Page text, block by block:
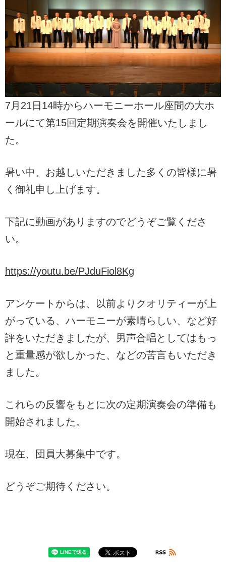
7月21日14時からハーモニーホール座間の大ホ
ールにて第15回定期演奏会を開催いたしまし
た。
暑い中、お越しいただきました多くの皆様に暑
く御礼申し上げます。
下記に動画がありますのでどうぞご覧くださ
い。
https://youtu.be/PJduFiol8Kg
アンケートからは、以前よりクオリティーが上
がっている、ハーモニーが素晴らしい、など好
評をいただきましたが、男声合唱としてはもっ
と重量感が欲しかった、などの苦言もいただき
ました。
これらの反響をもとに次の定期演奏会の準備も
開始されました。
現在、団員大募集中です。
どうぞご期待ください。